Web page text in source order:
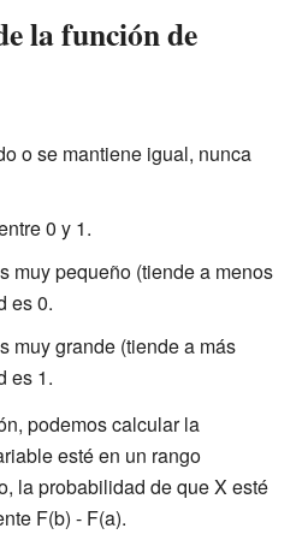
la función de
o se mantiene igual, nunca
0 y 1.
muy pequeño (tiende a menos
es 0.
muy grande (tiende a más
es 1.
podemos calcular la
esté en un rango
la probabilidad de que X esté
F(b) - F(a).